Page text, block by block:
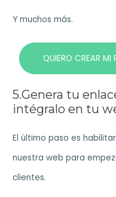
Y muchos más.
QUIERO CREAR MI
5.Genera tu
intégralo en tu
El último paso es
nuestra web para
clientes.